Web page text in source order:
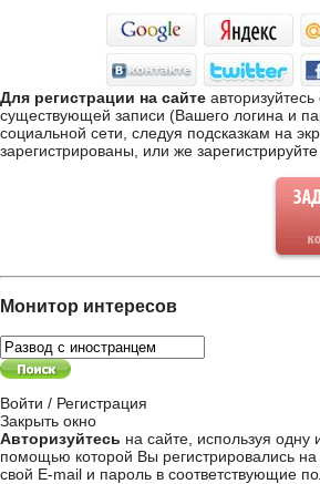
Для регистрации на сайте
существующей записи (Вашего логина и
социальной сети, следуя подсказкам на
зарегистрированы, или же
Монитор интересов
Войти / Регистрация
Закрыть окно
Авторизуйтесь на сайте, используя одну
помощью которой Вы регистрировались
свой E-mail и пароль в соответствующие